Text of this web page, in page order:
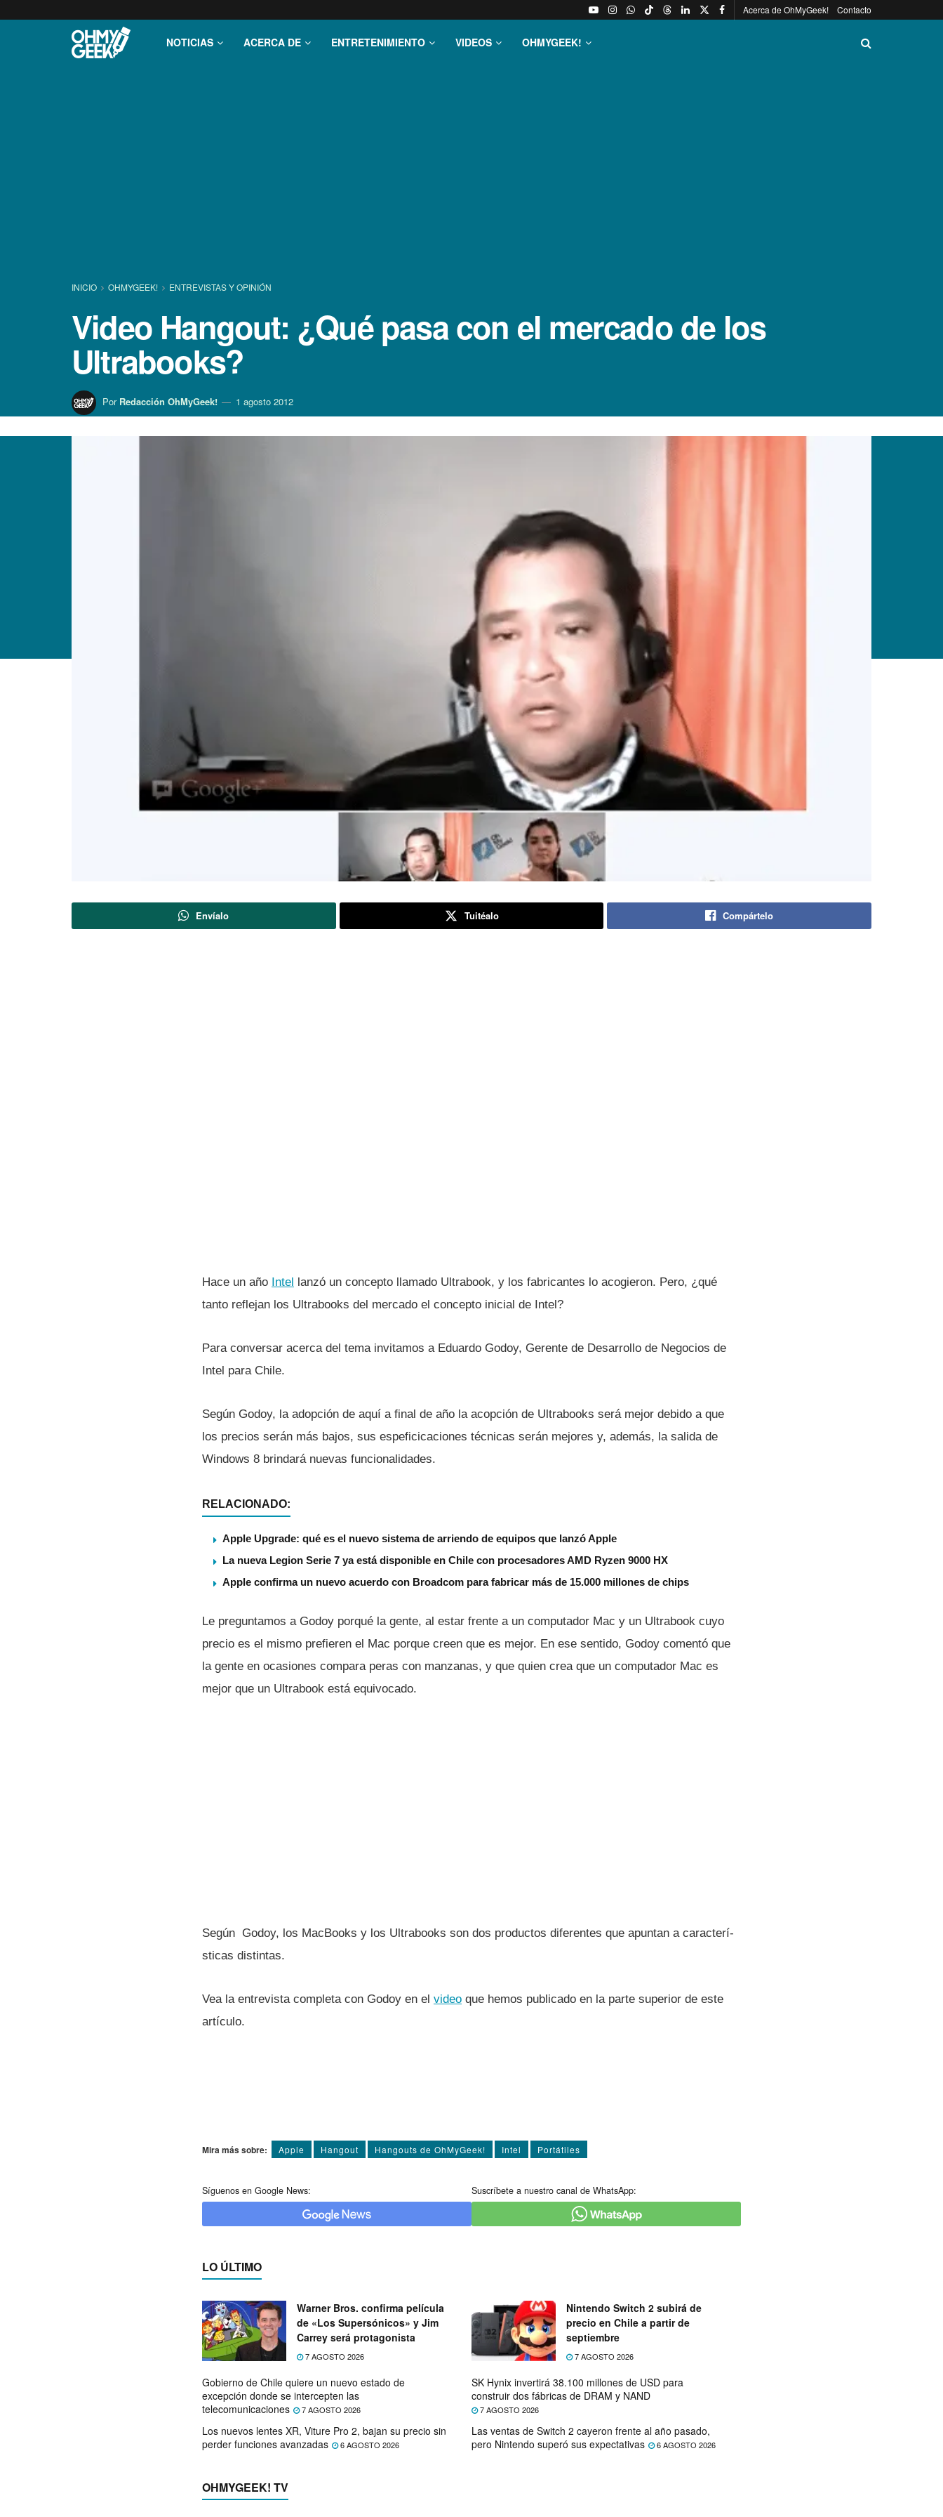
Acerca de OhMyGeek! Contacto
NOTICIAS ACERCA DE ENTRETENIMIENTO VIDEOS OHMYGEEK!
INICIO OHMYGEEK! ENTREVISTAS Y OPINIÓN
Video Hangout: ¿Qué pasa con el mercado de los
Ultrabooks?
Por Redacción OhMyGeek! 1 agosto 2012
Envíalo Tuitéalo Compártelo
Hace un año Intel
lanzó un concepto llamado Ultrabook, y los fabricantes lo acogieron. Pero, ¿qué
tanto reflejan los Ultrabooks del mercado el concepto inicial de Intel?
Para conversar acerca del tema invitamos a Eduardo Godoy, Gerente de Desarrollo de Negocios de
Intel para Chile.
Según Godoy, la adopción de aquí­ a final de año la acopción de Ultrabooks será mejor debido a que
los precios serán más bajos, sus espeficicaciones técnicas serán mejores y, además, la salida de
Windows 8 brindará nuevas funcionalidades.
RELACIONADO:
Apple Upgrade: qué es el nuevo sistema de arriendo de equipos que lanzó Apple
La nueva Legion Serie 7 ya está disponible en Chile con procesadores AMD Ryzen 9000 HX
Apple confirma un nuevo acuerdo con Broadcom para fabricar más de 15.000 millones de chips
Le preguntamos a Godoy porqué la gente, al estar frente a un computador Mac y un Ultrabook cuyo
precio es el mismo prefieren el Mac porque creen que es mejor. En ese sentido, Godoy comentó que
la gente en ocasiones compara peras con manzanas, y que quien crea que un computador Mac es
mejor que un Ultrabook está equivocado.
Según Godoy, los MacBooks y los Ultrabooks son dos productos diferentes que apuntan a caracterí­
sticas distintas.
Vea la entrevista completa con Godoy en el video que hemos publicado en la parte superior de este
artí­culo.
Mira más sobre: Apple Hangout Hangouts de OhMyGeek! Intel Portátiles
Síguenos en Google News: Suscríbete a nuestro canal de WhatsApp:
LO ÚLTIMO
Warner Bros. confirma película
de «Los Supersónicos» y Jim
Carrey será protagonista
7 AGOSTO 2026
Nintendo Switch 2 subirá de
precio en Chile a partir de
septiembre
7 AGOSTO 2026
Gobierno de Chile quiere un nuevo estado de
excepción donde se intercepten las
telecomunicaciones
7 AGOSTO 2026
SK Hynix invertirá 38.100 millones de USD para
construir dos fábricas de DRAM y NAND
7 AGOSTO 2026
Los nuevos lentes XR, Viture Pro 2, bajan su precio sin
perder funciones avanzadas
6 AGOSTO 2026
Las ventas de Switch 2 cayeron frente al año pasado,
pero Nintendo superó sus expectativas
6 AGOSTO 2026
OHMYGEEK! TV